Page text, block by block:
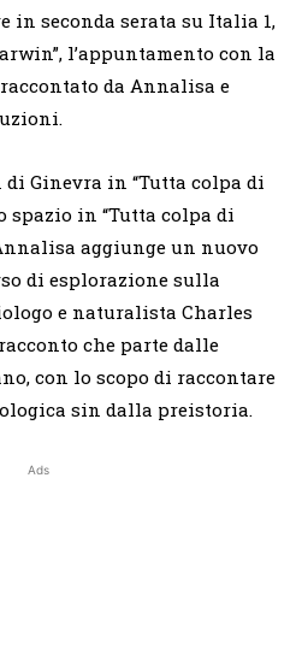
in seconda serata su Italia 1,
l’appuntamento con la
da Annalisa e
Ginevra in “Tutta colpa di
spazio in “Tutta colpa di
aggiunge un nuovo
di esplorazione sulla
e naturalista Charles
che parte dalle
con lo scopo di raccontare
sin dalla preistoria.
Ads